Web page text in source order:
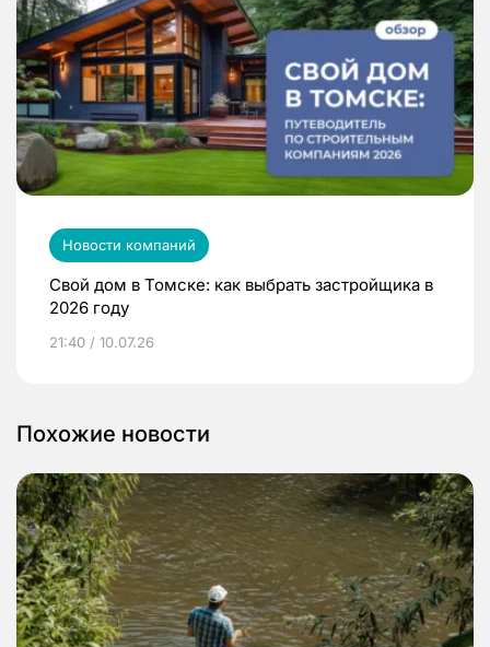
Новости компаний
Свой дом в Томске: как выбрать застройщика в
2026 году
21:40 / 10.07.26
Похожие новости